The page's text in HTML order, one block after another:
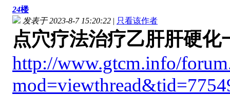
24楼
发表于 2023-8-7 15:20:22 | 只看该作者
点穴疗法治疗乙肝肝硬化
http://www.gtcm.info/